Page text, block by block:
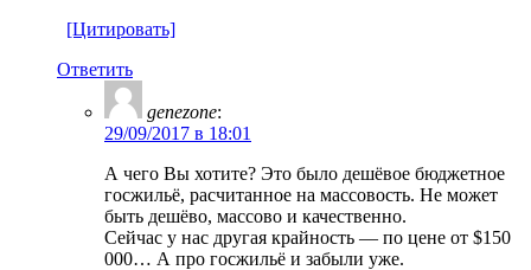
[Цитировать]
Ответить
genezone:
29/09/2017 в 18:01
А чего Вы хотите? Это было дешёвое бюджетное
госжильё, расчитанное на массовость. Не может
быть дешёво, массово и качественно.
Сейчас у нас другая крайность — по цене от $150
000… А про госжильё и забыли уже.